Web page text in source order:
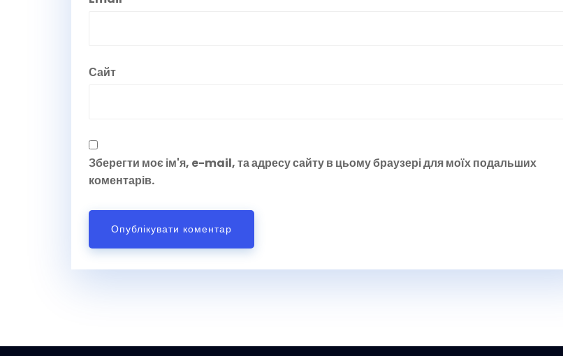
Сайт
Зберегти моє ім'я, e-mail, та адресу сайту в цьому браузері для моїх подальших
коментарів.